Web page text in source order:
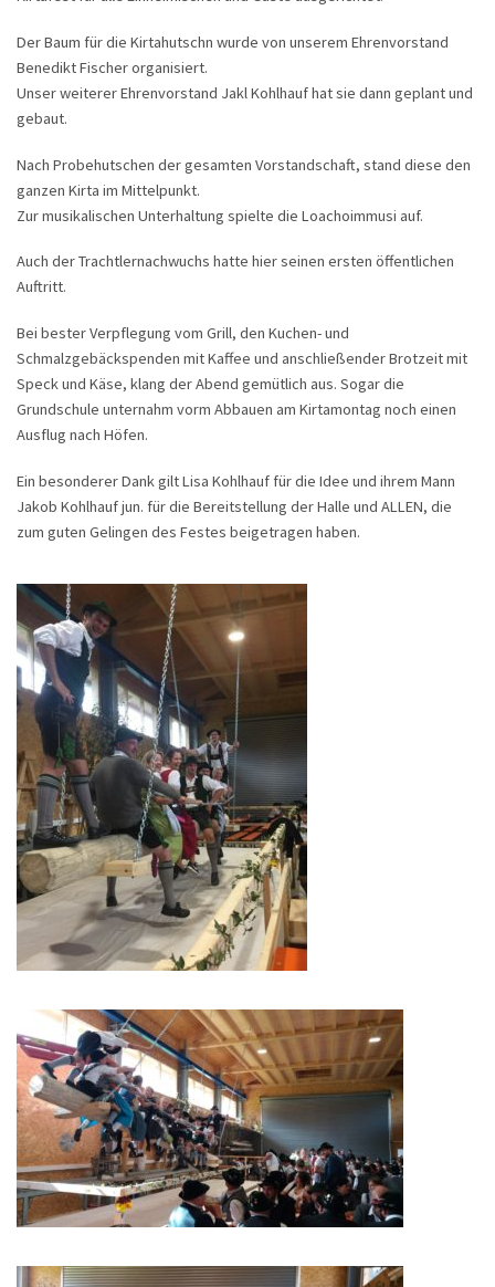
Der Baum für die Kirtahutschn wurde von unserem Ehrenvorstand
Benedikt Fischer organisiert.
Unser weiterer Ehrenvorstand Jakl Kohlhauf hat sie dann geplant und
gebaut.
Nach Probehutschen der gesamten Vorstandschaft, stand diese den
ganzen Kirta im Mittelpunkt.
Zur musikalischen Unterhaltung spielte die Loachoimmusi auf.
Auch der Trachtlernachwuchs hatte hier seinen ersten öffentlichen
Auftritt.
Bei bester Verpflegung vom Grill, den Kuchen- und
Schmalzgebäckspenden mit Kaffee und anschließender Brotzeit mit
Speck und Käse, klang der Abend gemütlich aus. Sogar die
Grundschule unternahm vorm Abbauen am Kirtamontag noch einen
Ausflug nach Höfen.
Ein besonderer Dank gilt Lisa Kohlhauf für die Idee und ihrem Mann
Jakob Kohlhauf jun. für die Bereitstellung der Halle und ALLEN, die
zum guten Gelingen des Festes beigetragen haben.